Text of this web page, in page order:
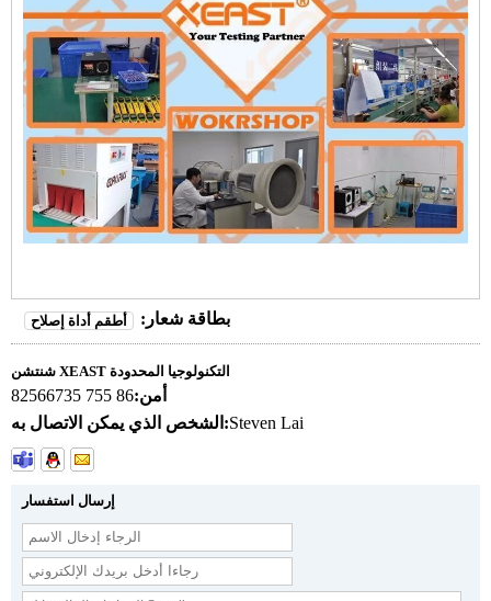
بطاقة شعار: أطقم أداة إصلاح
شنتشن XEAST التكنولوجيا المحدودة
أمن:86 755 82566735
الشخص الذي يمكن الاتصال به:Steven Lai
إرسال استفسار